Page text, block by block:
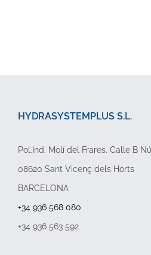
HYDRASYSTEMPLUS S.L.
Pol.Ind. Molí del Frares. Calle B
08620 Sant Vicenç dels Horts
BARCELONA
+34 936 568 080
+34 936 563 592